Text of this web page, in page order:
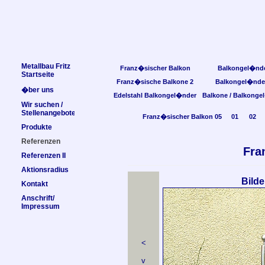
<
v
Franz�sischer Balkon
Franz�sische Balkone 2
Edelstahl Balkongel�nder
Balkone /
Franz�sischer Balkon 05 01 02
Metallbau Fritz
Startseite
�ber uns
Wir suchen /
Stellenangebote
Produkte
Referenzen
Referenzen II
Aktionsradius
Kontakt
Anschrift/
Impressum